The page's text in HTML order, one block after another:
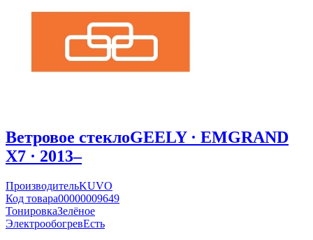
Ветровое стеклоGEELY · EMGRAND
X7 · 2013–
ПроизводительKUVO
Код товара00000009649
ТонировкаЗелёное
ЭлектрообогревЕсть